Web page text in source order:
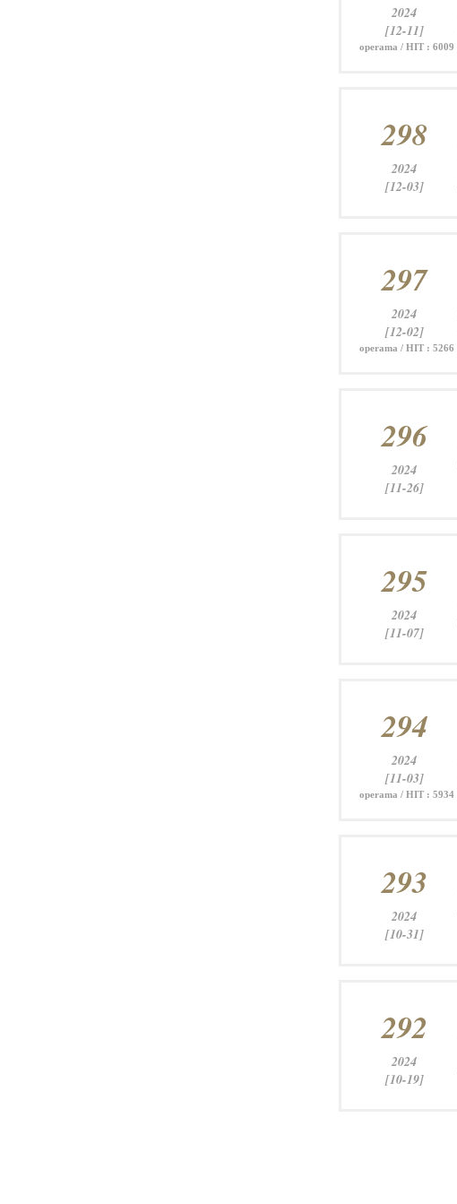
2024
[12-11]
operama / HIT : 6009
298
2024
[12-03]
297
2024
[12-02]
operama / HIT : 5266
296
2024
[11-26]
295
2024
[11-07]
294
2024
[11-03]
operama / HIT : 5934
293
2024
[10-31]
292
2024
[10-19]